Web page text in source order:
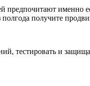
предпочитают
получите
тестировать и